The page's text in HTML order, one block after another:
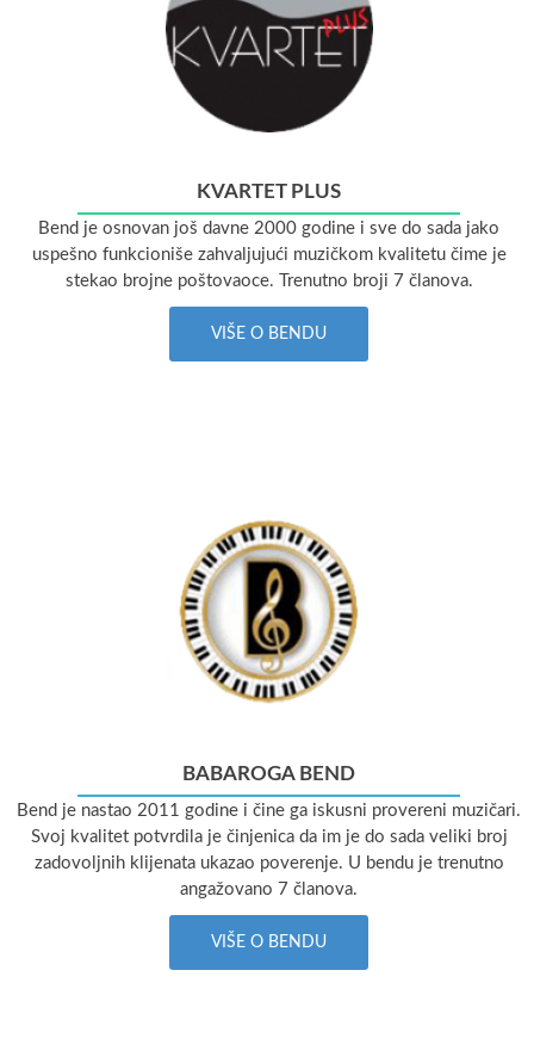
KVARTET PLUS
Bend je osnovan još davne 2000 godine i sve do sada jako
uspešno funkcioniše zahvaljujući muzičkom kvalitetu čime je
stekao brojne poštovaoce. Trenutno broji 7 članova.
VIŠE O BENDU
BABAROGA BEND
Bend je nastao 2011 godine i čine ga iskusni provereni muzičari.
Svoj kvalitet potvrdila je činjenica da im je do sada veliki broj
zadovoljnih klijenata ukazao poverenje. U bendu je trenutno
angažovano 7 članova.
VIŠE O BENDU